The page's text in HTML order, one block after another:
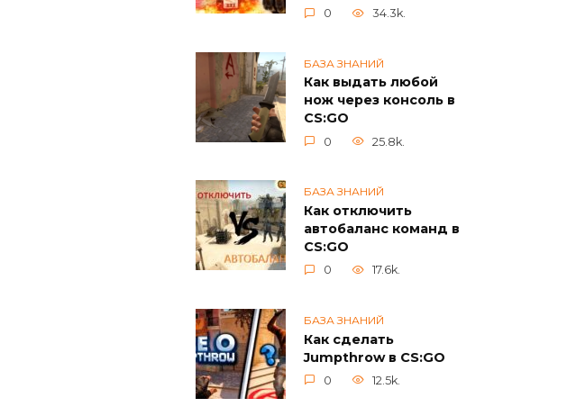
0 34.3k.
БАЗА ЗНАНИЙ
Как выдать любой
нож через консоль в
CS:GO
0 25.8k.
БАЗА ЗНАНИЙ
Как отключить
автобаланс команд в
CS:GO
0 17.6k.
БАЗА ЗНАНИЙ
Как сделать
Jumpthrow в CS:GO
0 12.5k.